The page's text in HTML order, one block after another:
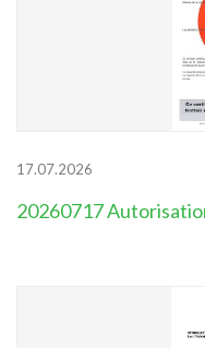
17.07.2026
20260717